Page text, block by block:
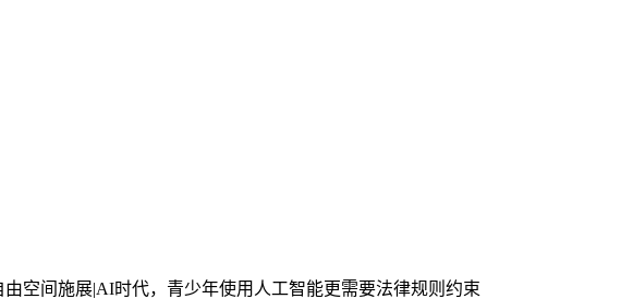
空间施展|AI时代，青少年使用人工智能更需要法律规则约束